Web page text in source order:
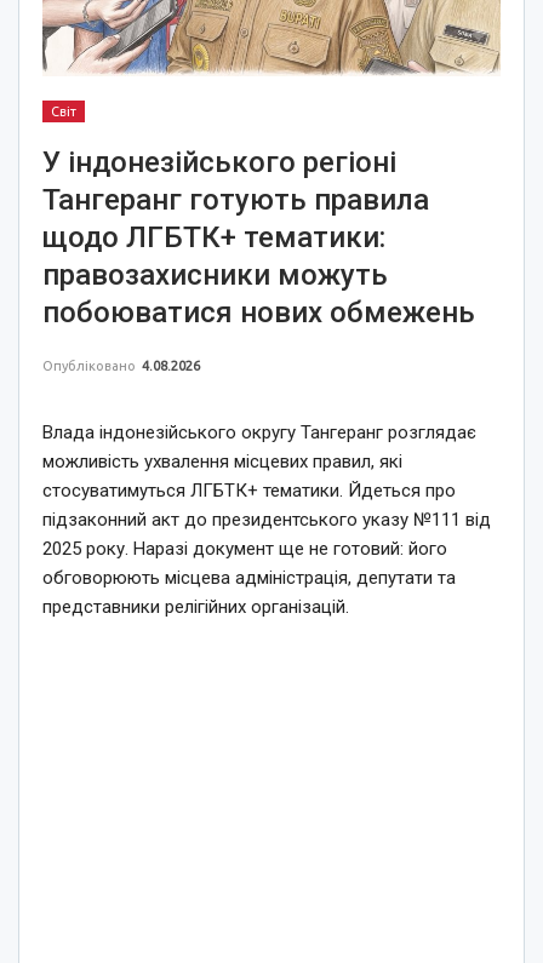
Світ
У індонезійського регіоні
Тангеранг готують правила
щодо ЛГБТК+ тематики:
правозахисники можуть
побоюватися нових обмежень
Опубліковано 4.08.2026
Влада індонезійського округу Тангеранг розглядає
можливість ухвалення місцевих правил, які
стосуватимуться ЛГБТК+ тематики. Йдеться про
підзаконний акт до президентського указу №111 від
2025 року. Наразі документ ще не готовий: його
обговорюють місцева адміністрація, депутати та
представники релігійних організацій.